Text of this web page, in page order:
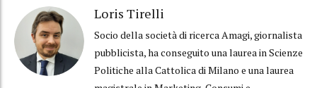
Loris Tirelli
Socio della società di ricerca Amagi, giornalista
pubblicista, ha conseguito una laurea in Scienze
Politiche alla Cattolica di Milano e una laurea